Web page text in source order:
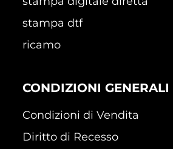
stampa dtf
ricamo
CONDIZIONI GENERALI
Condizioni di Vendita
Diritto di Recesso